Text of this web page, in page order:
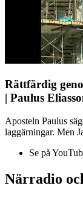
Rättfärdig
| Paulus
Aposteln Paulus
laggärningar. Men
Se på
Närradio